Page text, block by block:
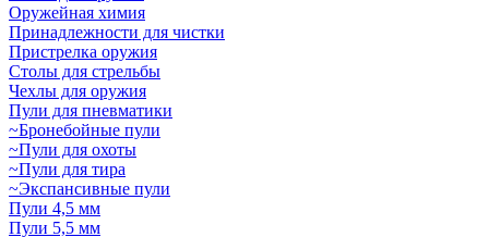
Оружейная химия
Принадлежности для чистки
Пристрелка оружия
Столы для стрельбы
Чехлы для оружия
Пули для пневматики
~Бронебойные пули
~Пули для охоты
~Пули для тира
~Экспансивные пули
Пули 4,5 мм
Пули 5,5 мм